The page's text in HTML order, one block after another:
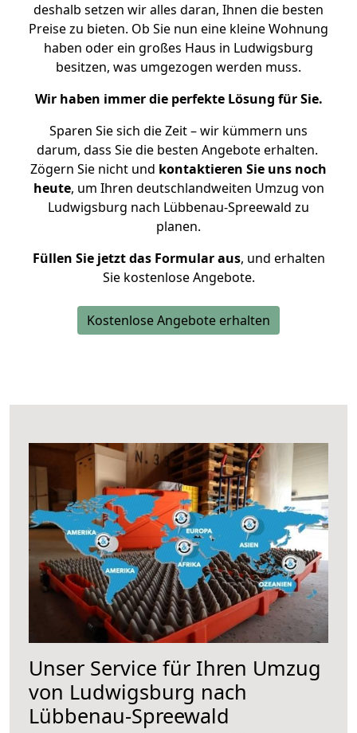
deshalb setzen wir alles daran, Ihnen die besten
Preise zu bieten. Ob Sie nun eine kleine Wohnung
haben oder ein großes Haus in Ludwigsburg
besitzen, was umgezogen werden muss.
Wir haben immer die perfekte Lösung für Sie.
Sparen Sie sich die Zeit – wir kümmern uns
darum, dass Sie die besten Angebote erhalten.
Zögern Sie nicht und kontaktieren Sie uns noch
heute, um Ihren deutschlandweiten Umzug von
Ludwigsburg nach Lübbenau-Spreewald zu
planen.
Füllen Sie jetzt das Formular aus, und erhalten
Sie kostenlose Angebote.
Kostenlose Angebote erhalten
Unser Service für Ihren Umzug
von Ludwigsburg nach
Lübbenau-Spreewald